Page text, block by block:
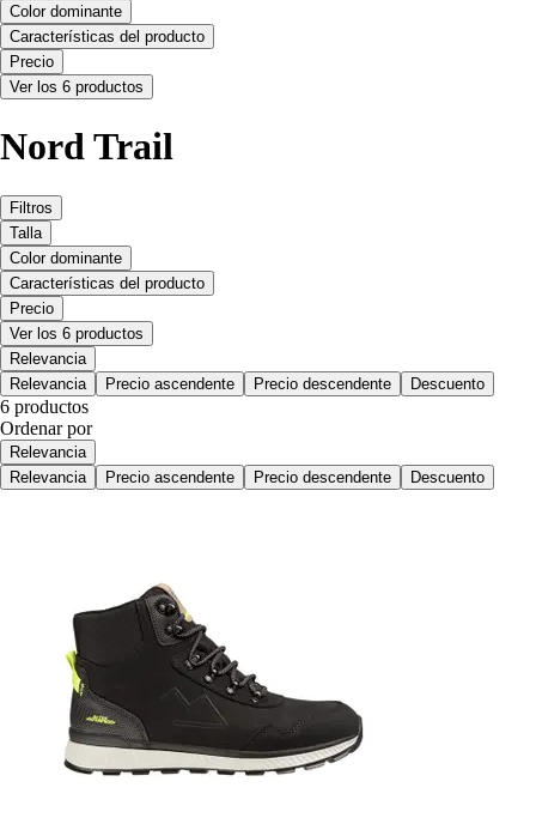
Color dominante
Características del producto
Precio
Ver los 6 productos
Nord Trail
Filtros
Talla
Color dominante
Características del producto
Precio
Ver los 6 productos
Relevancia
Relevancia
Precio ascendente Precio descendente Descuento
6 productos
Ordenar por
Relevancia
Relevancia
Precio ascendente Precio descendente Descuento